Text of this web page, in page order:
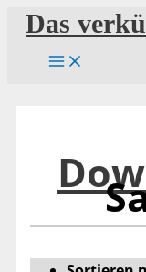
Zum
Inhalt
springen
Das